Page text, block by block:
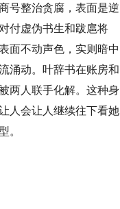
号整治贪腐，表面是逆
付虚伪书生和跋扈将
面不动声色，实则暗中
涌动。叶辞书在账房和
两人联手化解。这种身
人会让人继续往下看她
。